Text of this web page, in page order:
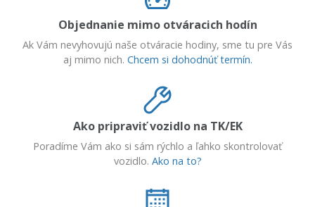
Objednanie mimo otváracich hodín
Ak Vám nevyhovujú naše otváracie hodiny, sme tu pre Vás
aj mimo nich. Chcem si dohodnúť termín.
Ako pripraviť vozidlo na TK/EK
Poradíme Vám ako si sám rýchlo a ľahko skontrolovať
vozidlo. Ako na to?